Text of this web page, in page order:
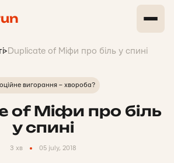
> Duplicate of Міфи про біль у спині
вигорання – хвороба?
of Міфи про біль
у спині
3 хв 05 july, 2018